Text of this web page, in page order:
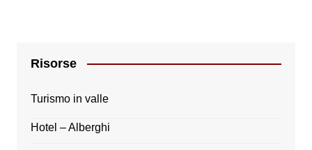
Risorse
Turismo in valle
Hotel – Alberghi